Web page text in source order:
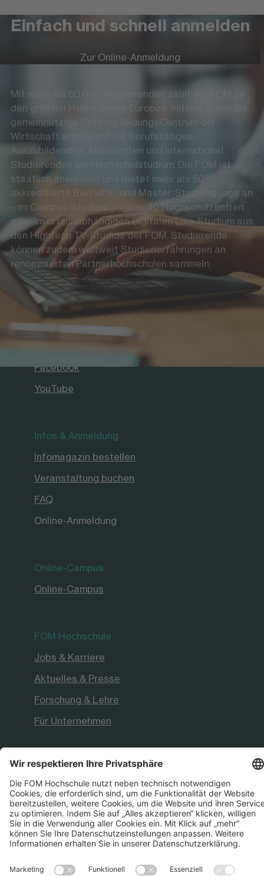
Einfach und schnell anmelden
Zur Online-Anmeldung
Mit mehr als 50.000 Studierenden zählt die FOM zu
den größten Hochschulen Europas. Initiiert durch die
gemeinnützige Stiftung BildungsCentrum der
Wirtschaft ermöglicht sie Berufstätigen,
Auszubildenden, Abiturienten und international
Studierenden ein Hochschulstudium. Die FOM ist
staatlich anerkannt und bietet mehr als 50
akkreditierte Bachelor- und Master-Studiengänge an
– im Campus-Studium an über 30 Hochschulzentren
oder im ortsunabhängigen Digitalen Live-Studium aus
den Hightech TV-Studios der FOM. Studierende
können zudem weltweit Studienerfahrungen an
renommierten Partnerhochschulen sammeln.
Folgen
LinkedIn
Instagram
Facebook
YouTube
Infos & Anmeldung
Infomagazin bestellen
Veranstaltung buchen
FAQ
Online-Anmeldung
Online-Campus
Online-Campus
FOM Hochschule
Jobs & Karriere
Aktuelles & Presse
Forschung & Lehre
Für Unternehmen
anerkannt durch